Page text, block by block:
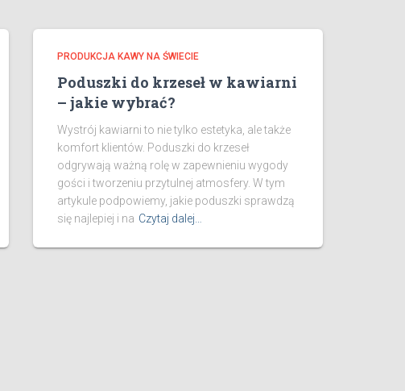
PRODUKCJA KAWY NA ŚWIECIE
Poduszki do krzeseł w kawiarni
– jakie wybrać?
Wystrój kawiarni to nie tylko estetyka, ale także
komfort klientów. Poduszki do krzeseł
odgrywają ważną rolę w zapewnieniu wygody
gości i tworzeniu przytulnej atmosfery. W tym
artykule podpowiemy, jakie poduszki sprawdzą
się najlepiej i na Czytaj dalej…